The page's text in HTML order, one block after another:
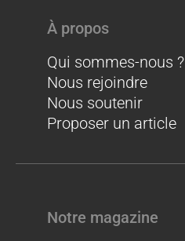
À propos
Qui sommes-nous ?
Nous rejoindre
Nous soutenir
Proposer un article
Notre magazine